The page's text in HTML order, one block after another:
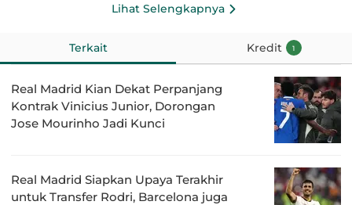
Lihat Selengkapnya
Terkait Kredit 1
Real Madrid Kian Dekat Perpanjang
Kontrak Vinicius Junior, Dorongan
Jose Mourinho Jadi Kunci
Real Madrid Siapkan Upaya Terakhir
untuk Transfer Rodri, Barcelona juga